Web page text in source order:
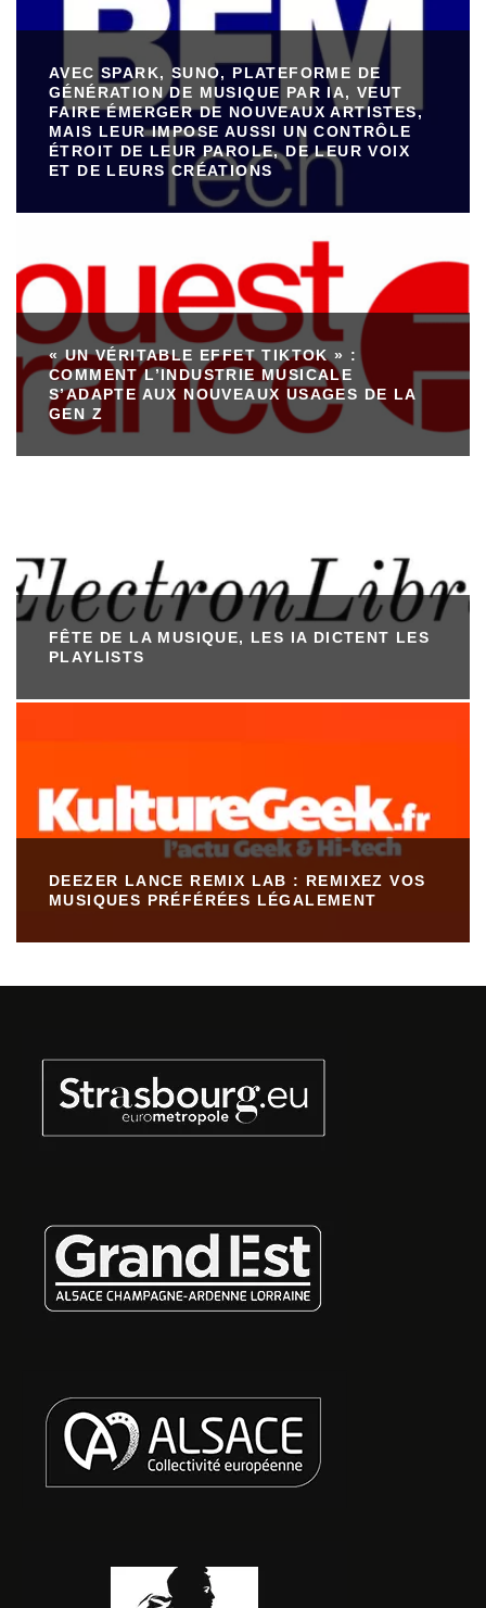
AVEC SPARK, SUNO, PLATEFORME DE
GÉNÉRATION DE MUSIQUE PAR IA, VEUT
FAIRE ÉMERGER DE NOUVEAUX ARTISTES,
MAIS LEUR IMPOSE AUSSI UN CONTRÔLE
ÉTROIT DE LEUR PAROLE, DE LEUR VOIX
ET DE LEURS CRÉATIONS
« UN VÉRITABLE EFFET TIKTOK » :
COMMENT L’INDUSTRIE MUSICALE
S’ADAPTE AUX NOUVEAUX USAGES DE LA
GEN Z
FÊTE DE LA MUSIQUE, LES IA DICTENT LES
PLAYLISTS
DEEZER LANCE REMIX LAB : REMIXEZ VOS
MUSIQUES PRÉFÉRÉES LÉGALEMENT